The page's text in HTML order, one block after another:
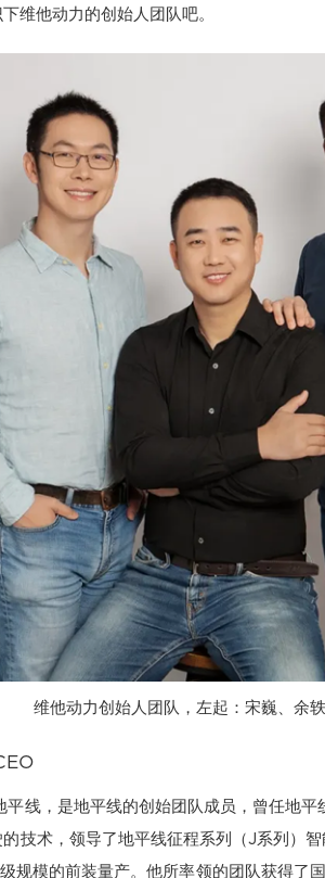
维他动力的创始人团队吧。
维他动力创始人团队，左起：宋巍、余
平线，是地平线的创始团队成员，曾任地
技术，领导了地平线征程系列（J系列）
规模的前装量产。他所率领的团队获得了